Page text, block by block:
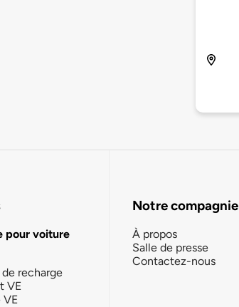
pour voiture
recharge
VE
VE
Notre compagnie
À propos
Salle de presse
Contactez-nous